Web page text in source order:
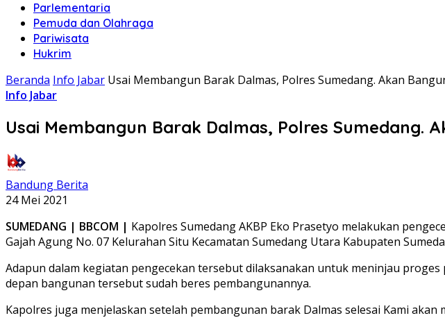
Parlementaria
Pemuda dan Olahraga
Pariwisata
Hukrim
Beranda Info Jabar Usai Membangun Barak Dalmas, Polres Sumedang. Akan
Info Jabar
Usai Membangun Barak Dalmas, Polres Sumedang.
Bandung Berita
24 Mei 2021
SUMEDANG | BBCOM | Kapolres Sumedang AKBP Eko Prasetyo melakukan
Gajah Agung No. 07 Kelurahan Situ Kecamatan Sumedang Utara Kabupaten
Adapun dalam kegiatan pengecekan tersebut dilaksanakan untuk meninjau
depan bangunan tersebut sudah beres pembangunannya.
Kapolres juga menjelaskan setelah pembangunan barak Dalmas selesai Kami